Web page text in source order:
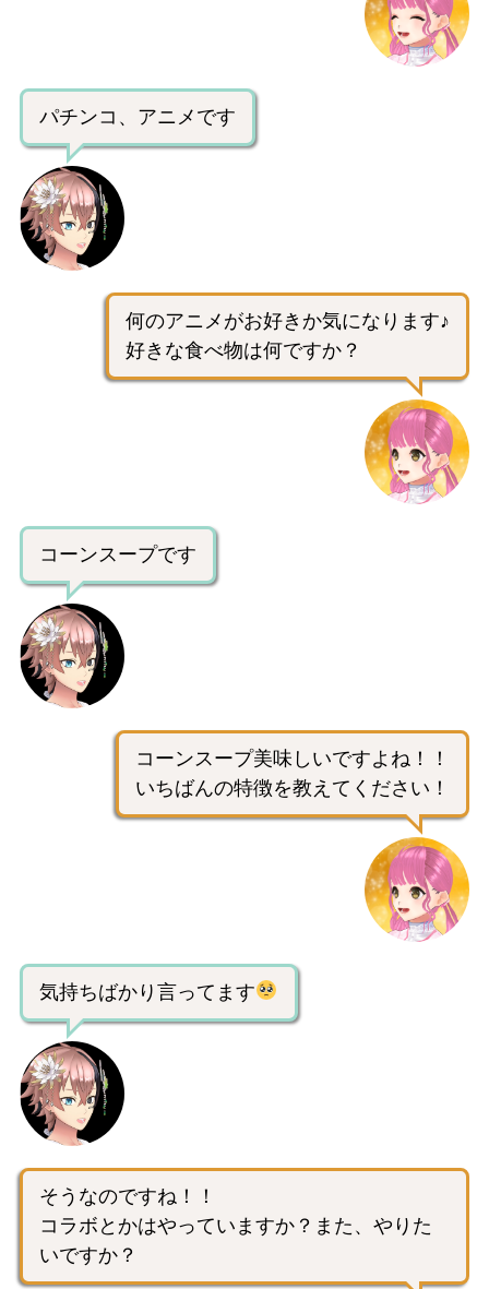
パチンコ、アニメです
何のアニメがお好きか気になります♪
好きな食べ物は何ですか？
コーンスープです
コーンスープ美味しいですよね！！
いちばんの特徴を教えてください！
気持ちばかり言ってます
そうなのですね！！
コラボとかはやっていますか？また、やりた
いですか？